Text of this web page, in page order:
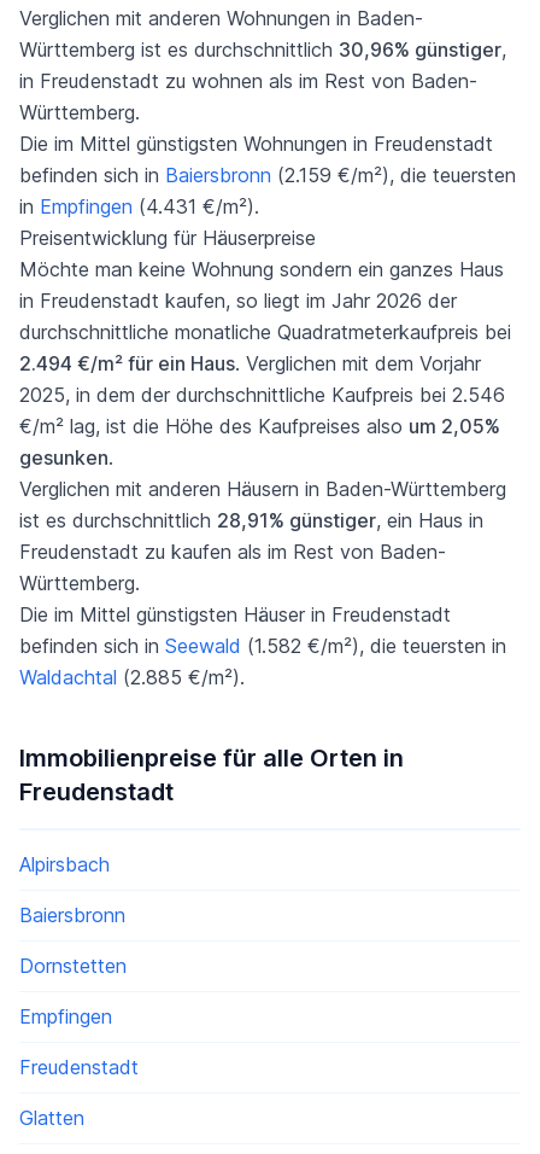
Verglichen mit anderen Wohnungen in Baden-
Württemberg ist es durchschnittlich 30,96% günstiger,
in Freudenstadt zu wohnen als im Rest von Baden-
Württemberg.
Die im Mittel günstigsten Wohnungen in Freudenstadt
befinden sich in Baiersbronn (2.159 €/m²), die teuersten
in Empfingen (4.431 €/m²).
Preisentwicklung für Häuserpreise
Möchte man keine Wohnung sondern ein ganzes Haus
in Freudenstadt kaufen, so liegt im Jahr 2026 der
durchschnittliche monatliche Quadratmeterkaufpreis bei
2.494 €/m² für ein Haus. Verglichen mit dem Vorjahr
2025, in dem der durchschnittliche Kaufpreis bei 2.546
€/m² lag, ist die Höhe des Kaufpreises also um 2,05%
gesunken.
Verglichen mit anderen Häusern in Baden-Württemberg
ist es durchschnittlich 28,91% günstiger, ein Haus in
Freudenstadt zu kaufen als im Rest von Baden-
Württemberg.
Die im Mittel günstigsten Häuser in Freudenstadt
befinden sich in Seewald (1.582 €/m²), die teuersten in
Waldachtal (2.885 €/m²).
Immobilienpreise für alle Orten in
Freudenstadt
Alpirsbach
Baiersbronn
Dornstetten
Empfingen
Freudenstadt
Glatten